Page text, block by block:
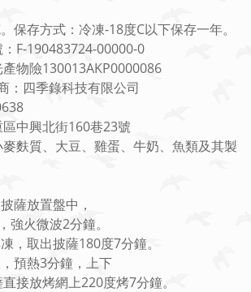
保存方式：冷凍-18度C以下保存一年。
F-190483724-00000-0
物險130013AKP0000086
：四季錄科技有限公司
中興北街160巷23號
麩質、大豆、雞蛋、牛奶、魚類及其製
薩放置盤中，
強火微波2分鐘。
，取出披薩180度7分鐘。
預熱3分鐘，上下
接放烤網上220度烤7分鐘。